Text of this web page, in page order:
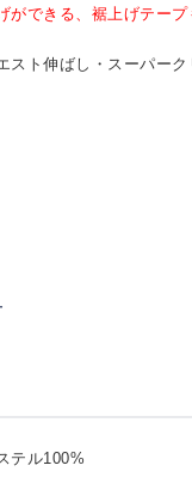
ができる、裾上げテープ
スト伸ばし・スーパーク
テル100%